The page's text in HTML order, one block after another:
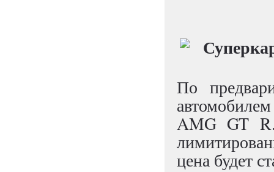
По
AMG GT R.
цена будет